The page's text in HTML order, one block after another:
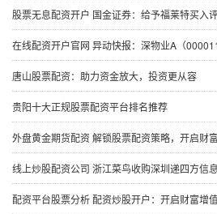
股票无息配资开户 国金证券：给予福莱特买入
在线配资开户官网 异动快报：深物业A（000011）8
唐山股票配资：助力资金放大，投资更从容
贵阳十大正规股票配资平台排名推荐
外盘黄金期货配资 解锁股票配资策略，开启财
线上炒股配资公司 浙江菜鸟收购深圳递四方信息科
配资平台股票分析 配资炒股开户：开启财富增